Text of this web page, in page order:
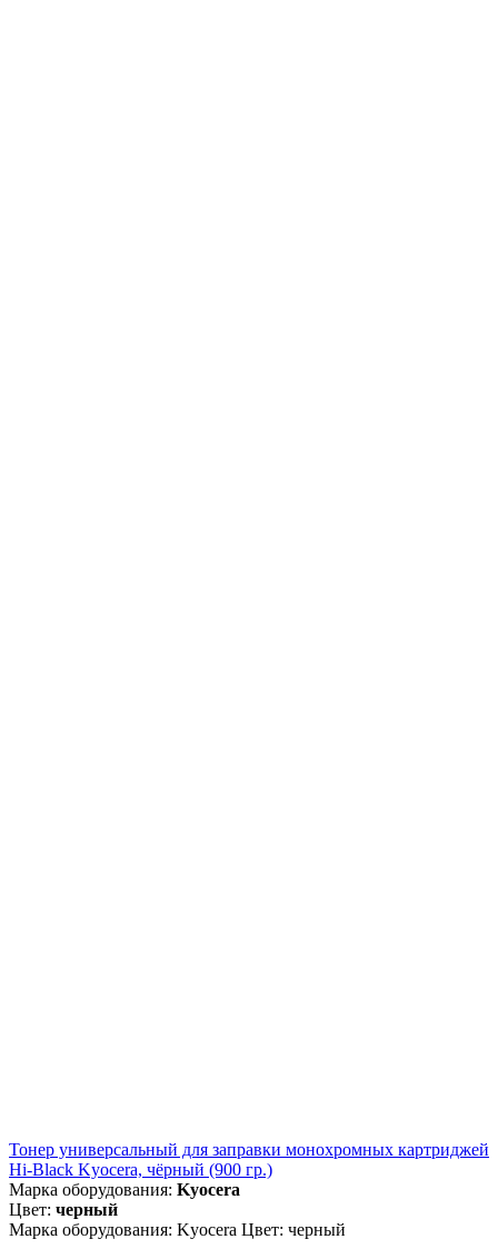
Тонер универсальный для заправки монохромных картриджей
Hi-Black Kyocera, чёрный (900 гр.)
Марка оборудования: Kyocera
Цвет: черный
Марка оборудования: Kyocera Цвет: черный